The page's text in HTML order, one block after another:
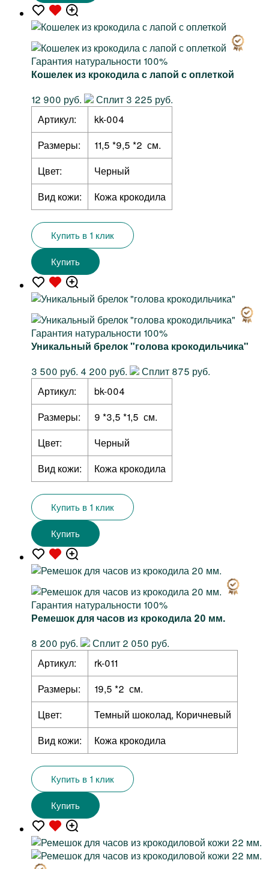
Гарантия натуральности 100%
Кошелек из крокодила с лапой с оплеткой
12 900 руб.
Сплит 3 225 руб.
Артикул:
kk-004
Размеры:
11,5 *9,5 *2 см.
Цвет:
Черный
Вид кожи:
Кожа крокодила
Купить в 1 клик
Купить
Гарантия натуральности 100%
Уникальный брелок "голова крокодильчика"
3 500 руб. 4 200 руб.
Сплит 875 руб.
Артикул:
bk-004
Размеры:
9 *3,5 *1,5 см.
Цвет:
Черный
Вид кожи:
Кожа крокодила
Купить в 1 клик
Купить
Гарантия натуральности 100%
Ремешок для часов из крокодила 20 мм.
8 200 руб.
Сплит 2 050 руб.
Артикул:
rk-011
Размеры:
19,5 *2 см.
Цвет:
Темный шоколад, Коричневый
Вид кожи:
Кожа крокодила
Купить в 1 клик
Купить